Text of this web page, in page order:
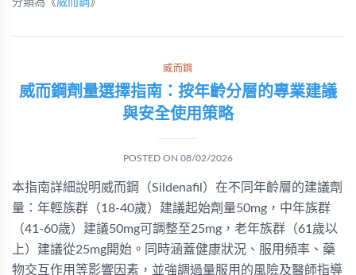
分類為《威而鋼 》
威而鋼
威而鋼劑量選擇指南：按年齡分層的專業建議
與安全使用策略
POSTED ON 08/02/2026
本指南詳細說明威而鋼（Sildenafil）在不同年齡層的建議劑
量：年輕族群（18-40歲）建議起始劑量50mg，中年族群
（41-60歲）建議50mg可調整至25mg，老年族群（61歲以
上）建議從25mg開始。同時涵蓋健康狀況、服用頻率、藥
物交互作用等影響因素，並強調過量服用的風險及醫師指導